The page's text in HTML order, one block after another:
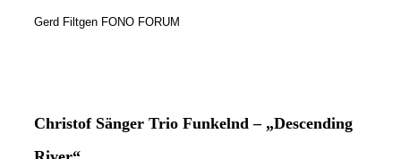
Gerd Filtgen FONO FORUM
Christof Sänger Trio Funkelnd – „Descending